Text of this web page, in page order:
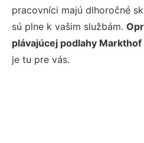
pracovníci majú dlhoročné
sú plne k vašim službám.
plávajúcej podlahy Markthof
je tu pre vás.